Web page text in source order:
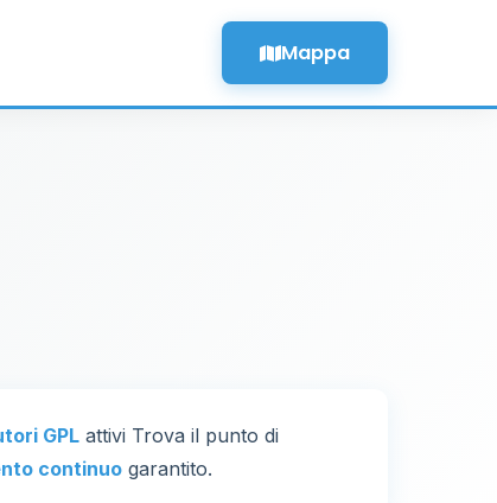
Mappa
GPL attivi Trova il punto di
continuo garantito.